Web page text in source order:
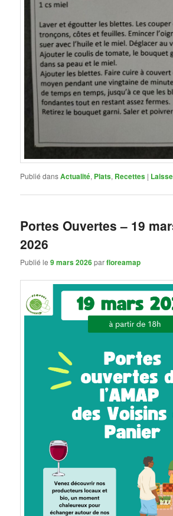
Publié dansActualité, Plats, Recettes |
Portes Ouvertes – 19
2026
Publié le9 mars 2026parfloreamap